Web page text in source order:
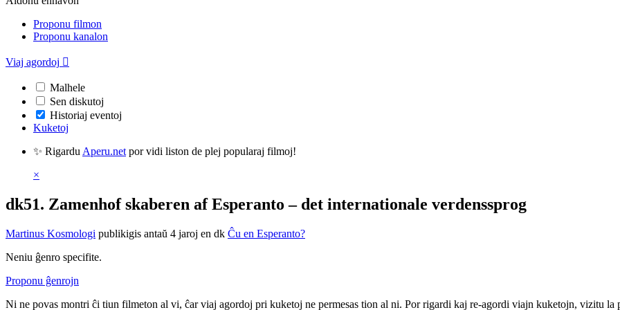
Proponu filmon
Proponu kanalon
Viaj agordoj 
Malhele
Sen diskutoj
Historiaj eventoj
Kuketoj
✨ Rigardu Aperu.net por vidi liston de plej popularaj filmoj!
×
dk51. Zamenhof skaberen af Esperanto – det internationale verdenssprog
Martinus Kosmologi publikigis antaŭ 4 jaroj en dk Ĉu en Esperanto?
Neniu ĝenro specifite.
Proponu ĝenrojn
Ni ne povas montri ĉi tiun filmeton al vi, ĉar viaj agordoj pri kuketoj ne permesas tion al ni. Por rigardi kaj re-agordi viajn kuketojn, vizitu la